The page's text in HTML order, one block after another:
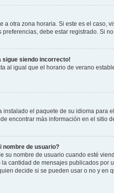
otra zona horaria. Si este es el caso,
debe estar registrado. Si
sigue siendo incorrecto!
al igual que el horario de verano
el paquete de su idioma
encontrar más información en el sitio
nombre de usuario?
su nombre de usuario cuando esté
cantidad de mensajes publicados
decide si se pueden usar o no y